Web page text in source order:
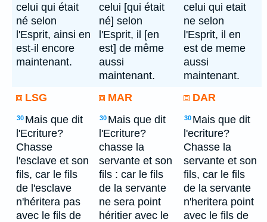
celui qui était
né selon
l'Esprit, ainsi en
est-il encore
maintenant.
celui [qui était
né] selon
l'Esprit, il [en
est] de même
aussi
maintenant.
celui qui etait
ne selon
l'Esprit, il en
est de meme
aussi
maintenant.
LSG
MAR DAR
30 Mais que dit
l'Ecriture?
Chasse
l'esclave et son
fils, car le fils
de l'esclave
n'héritera pas
avec le fils de
30 Mais que dit
l'Ecriture?
chasse la
servante et son
fils : car le fils
de la servante
ne sera point
héritier avec le
30 Mais que dit
l'ecriture?
Chasse la
servante et son
fils, car le fils
de la servante
n'heritera point
avec le fils de